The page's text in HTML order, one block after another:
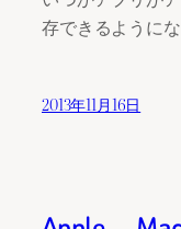
存できるように
2013年11月16日